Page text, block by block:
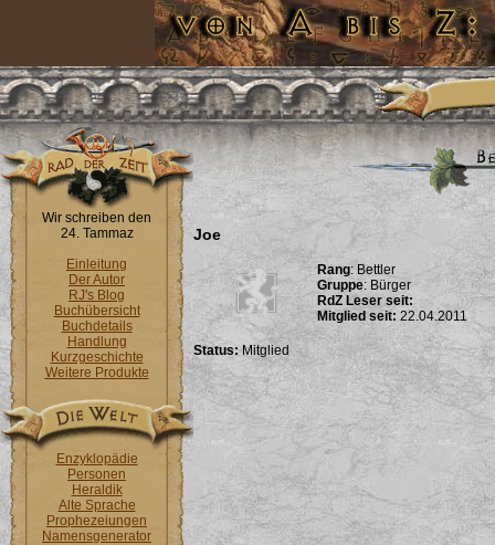
Wir schreiben den
24. Tammaz
Einleitung
Der Autor
RJ's Blog
Buchübersicht
Buchdetails
Handlung
Kurzgeschichte
Weitere Produkte
Enzyklopädie
Personen
Heraldik
Alte Sprache
Prophezeiungen
Namensgenerator
Joe
Rang: Bettler
Gruppe: Bürger
RdZ Leser seit:
Mitglied seit: 22.04.2011
Status:Mitglied